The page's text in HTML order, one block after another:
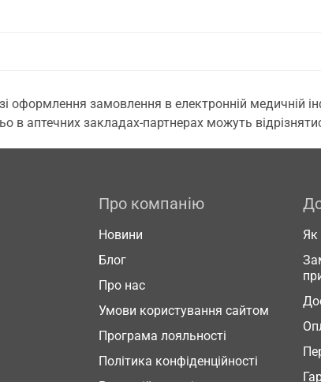
оформлення замовлення в електронній медичній
в аптечних закладах-партнерах можуть
Про компанію
Новини
Блог
Про нас
Умови користування сайтом
Програма лояльності
Політика конфіденційності
Як